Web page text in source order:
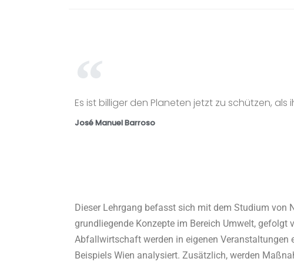
Es ist billiger den Planeten jetzt zu schützen, als
José Manuel Barroso
Dieser Lehrgang befasst sich mit dem Studium von
grundliegende Konzepte im Bereich Umwelt, gefolgt
Abfallwirtschaft werden in eigenen Veranstaltungen
Beispiels Wien analysiert. Zusätzlich, werden